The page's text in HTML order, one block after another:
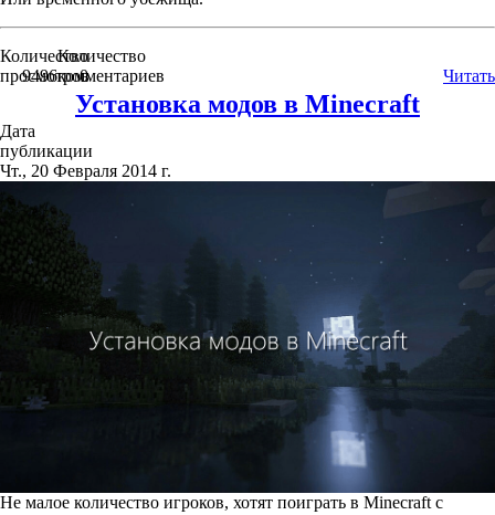
Количество
просмотров
9496
Количество
комментариев
0 Читать
Установка модов в Minecraft
Дата
публикации
Чт., 20 Февраля 2014 г.
Не малое количество игроков, хотят поиграть в Minecraft с